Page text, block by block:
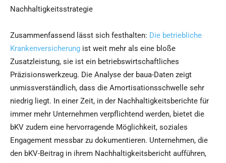
Nachhaltigkeitsstrategie
Zusammenfassend lässt sich festhalten: Die betriebliche
Krankenversicherung ist weit mehr als eine bloße
Zusatzleistung, sie ist ein betriebswirtschaftliches
Präzisionswerkzeug. Die Analyse der baua-Daten zeigt
unmissverständlich, dass die Amortisationsschwelle sehr
niedrig liegt. In einer Zeit, in der Nachhaltigkeitsberichte für
immer mehr Unternehmen verpflichtend werden, bietet die
bKV zudem eine hervorragende Möglichkeit, soziales
Engagement messbar zu dokumentieren. Unternehmen, die
den bKV-Beitrag in ihrem Nachhaltigkeitsbericht aufführen,